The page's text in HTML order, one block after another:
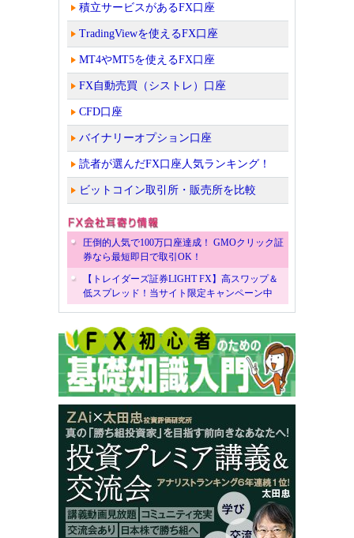
積立サービスがあるFX口座
TradingViewを使えるFX口座
MT4やMT5を使えるFX口座
FX自動売買（シストレ）口座
CFD口座
バイナリーオプション口座
読者が選んだFX口座人気ランキング！
ビットコイン取引所・販売所を比較
圧倒的人気で100万口座達成！ GMOクリック証
券なら最短即日で取引OK！
【トレイダーズ証券LIGHT FX】高スワップ＆
低スプレッド！当サイト限定キャンペーン中